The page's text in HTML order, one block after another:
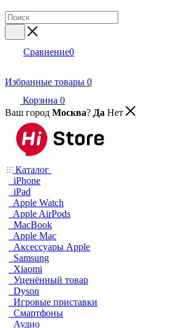
Сравнение0
Избранные товары 0
Корзина 0
Ваш город Москва? Да Нет
Каталог
iPhone
iPad
Apple Watch
Apple AirPods
MacBook
Apple Mac
Аксессуары Apple
Samsung
Xiaomi
Уценённый товар
Dyson
Игровые приставки
Смартфоны
Аудио